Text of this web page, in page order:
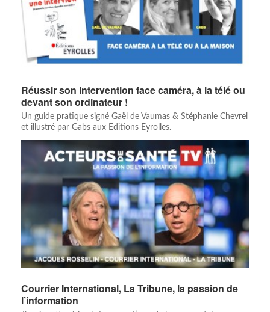
Réussir son intervention face caméra, à la télé ou
devant son ordinateur !
Un guide pratique signé Gaël de Vaumas & Stéphanie Chevrel
et illustré par Gabs aux Editions Eyrolles.
Courrier International, La Tribune, la passion de
l’information